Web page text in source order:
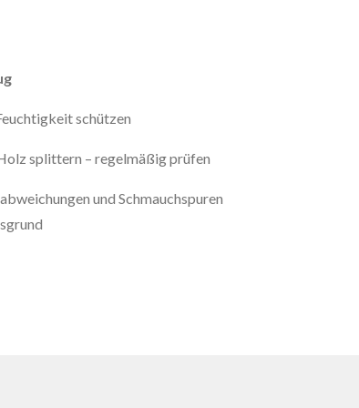
schützen
splittern – regelmäßig prüfen
und Schmauchspuren